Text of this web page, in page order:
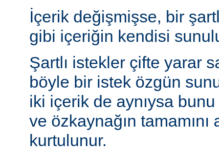
İçerik değişmişse, bir
gibi içeriğin kendisi
Şartlı istekler çifte yarar
böyle bir istek özgün
iki içerik de aynıysa
ve özkaynağın
kurtulunur.